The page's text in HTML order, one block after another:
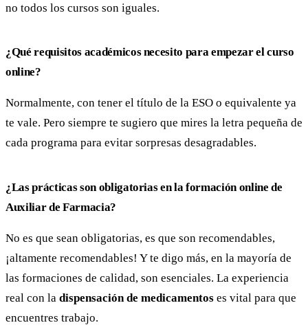
no todos los cursos son iguales.
¿Qué requisitos académicos necesito para empezar el curso
online?
Normalmente, con tener el título de la ESO o equivalente ya
te vale. Pero siempre te sugiero que mires la letra pequeña de
cada programa para evitar sorpresas desagradables.
¿Las prácticas son obligatorias en la formación online de
Auxiliar de Farmacia?
No es que sean obligatorias, es que son recomendables,
¡altamente recomendables! Y te digo más, en la mayoría de
las formaciones de calidad, son esenciales. La experiencia
real con la dispensación de medicamentos es vital para que
encuentres trabajo.